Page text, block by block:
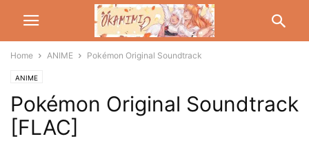
Home ANIME Pokémon Original Soundtrack
ANIME
Pokémon Original Soundtrack
[FLAC]